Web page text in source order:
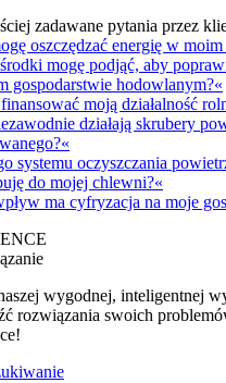
zadawane pytania przez
oszczędzać energię w
mogę podjąć, aby
gospodarstwie hodowlanym?«
moją działalność
działają skrubery
systemu oczyszczania
do mojej chlewni?«
ma cyfryzacja na moje
wygodnej, inteligentnej
rozwiązania swoich